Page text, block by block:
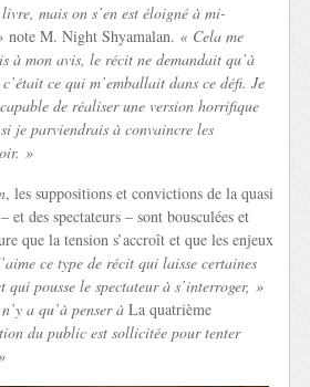
mais on s’en est éloigné à mi-
note M. Night Shyamalan. « Cela me
à mon avis, le récit ne demandait qu’à
ce qui m’emballait dans ce défi. Je
de réaliser une version horrifique
je parviendrais à convaincre les
»
, les suppositions et convictions de la quasi
et des spectateurs – sont bousculées et
que la tension s’accroît et que les enjeux
ce type de récit qui laisse certaines
qui pousse le spectateur à s’interroger, »
a qu’à penser àLa quatrième
du public est sollicitée pour tenter